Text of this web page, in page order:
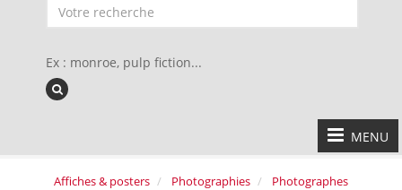
Ex : monroe, pulp fiction...
MENU
Affiches & posters Photographies
Photographes